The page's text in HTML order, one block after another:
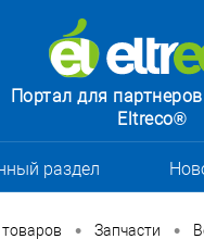
Портал для
Eltreco®
раздел
• Запчасти •